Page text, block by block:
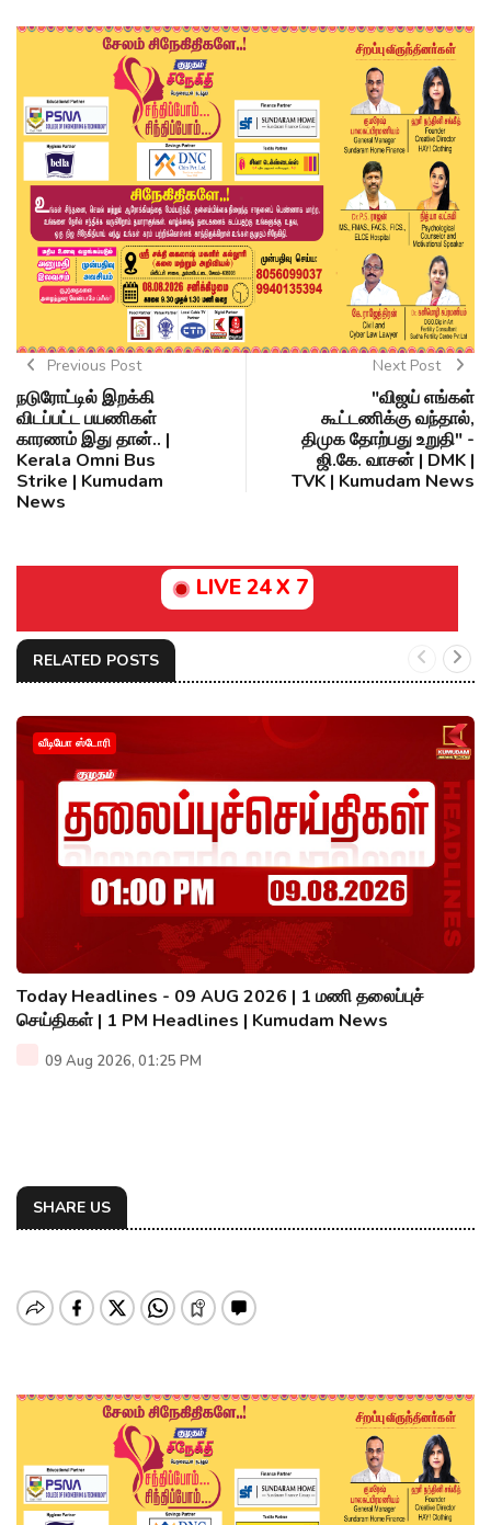
Previous Post
நடுரோட்டில் இறக்கி
விடப்பட்ட பயணிகள்
காரணம் இது தான்.. |
Kerala Omni Bus
Strike | Kumudam
News
Next Post
"விஜய் எங்கள்
கூட்டணிக்கு வந்தால்,
திமுக தோற்பது உறுதி" -
ஜி.கே. வாசன் | DMK |
TVK | Kumudam News
LIVE 24 X 7
RELATED POSTS
வீடியோ ஸ்டோரி
Today Headlines - 09 AUG 2026 | 1 மணி தலைப்புச்
செய்திகள் | 1 PM Headlines | Kumudam News
09 Aug 2026, 01:25 PM
SHARE US